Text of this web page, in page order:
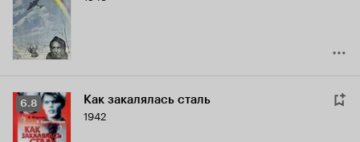
7.5
Рейтинг
Кинопоиска
6.8
6.8 Как закалялась сталь
1942